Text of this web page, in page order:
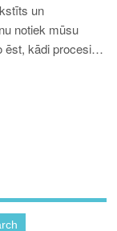
un
notiek mūsu
ēst, kādi procesi…